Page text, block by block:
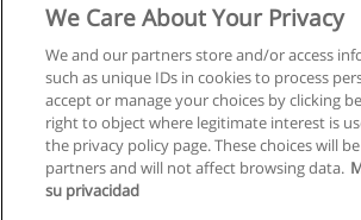
We Care About Your Privacy
We and our partners store and/or access
such as unique IDs in cookies to process
accept or manage your choices by clicking
right to object where legitimate interest is
the privacy policy page. These choices will
partners and will not affect browsing data.
su privacidad